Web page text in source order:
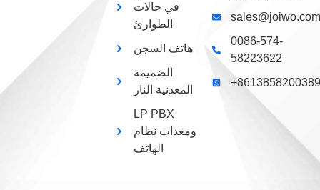
في حالات
الطوارئ
هاتف السجن
الضميمة
المعدنية النار
LP PBX
ومعدات نظام
الهاتف
sales@joiwo.com
0086-574-
58223622
+8613858200389